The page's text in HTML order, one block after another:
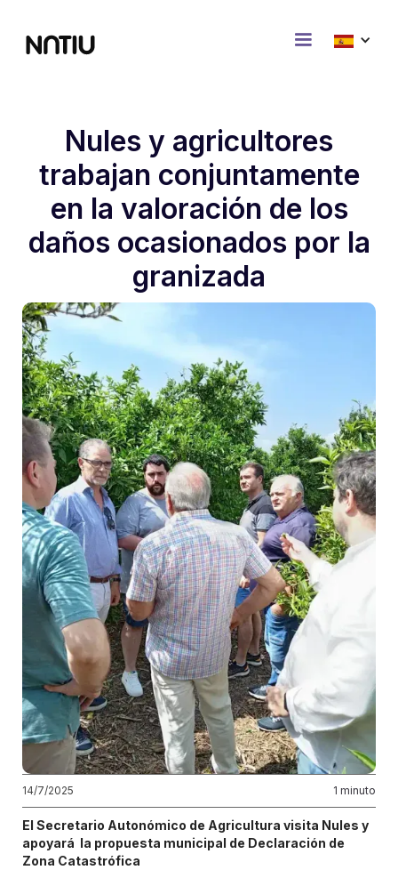
Nules y agricultores
trabajan conjuntamente
en la valoración de los
daños ocasionados por la
granizada
14/7/2025 1 minuto
El Secretario Autonómico de Agricultura visita Nules y
apoyará la propuesta municipal de Declaración de
Zona Catastrófica